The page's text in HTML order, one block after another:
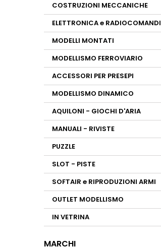
COSTRUZIONI MECCANICHE
ELETTRONICA e RADIOCOMANDI
MODELLI MONTATI
MODELLISMO FERROVIARIO
ACCESSORI PER PRESEPI
MODELLISMO DINAMICO
AQUILONI - GIOCHI D'ARIA
MANUALI - RIVISTE
PUZZLE
SLOT - PISTE
SOFTAIR e RIPRODUZIONI ARMI
OUTLET MODELLISMO
IN VETRINA
MARCHI